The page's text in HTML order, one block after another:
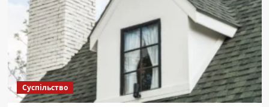
Суспільство